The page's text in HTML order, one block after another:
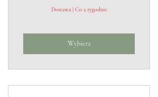
Dostawa | Co 2 tygodnie
Wybierz